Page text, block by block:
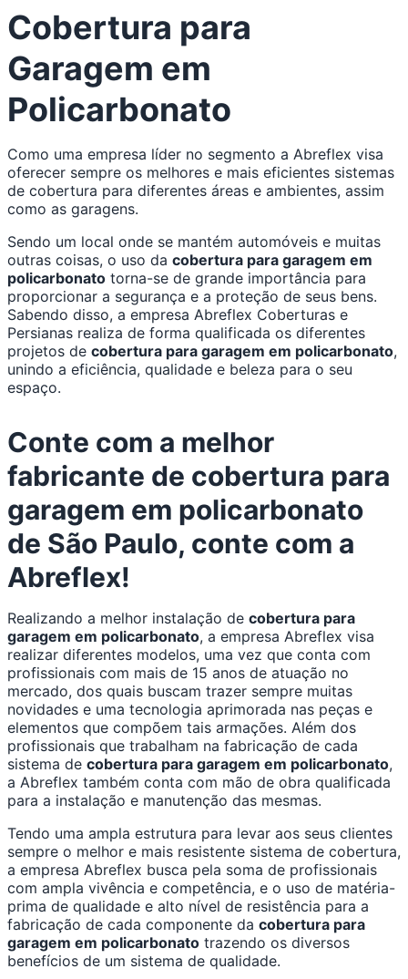
Conteúdo
Cobertura para
Garagem em
Policarbonato
Como uma empresa líder no segmento a Abreflex visa
oferecer sempre os melhores e mais eficientes sistemas
de cobertura para diferentes áreas e ambientes, assim
como as garagens.
Sendo um local onde se mantém automóveis e muitas
outras coisas, o uso da cobertura para garagem em
policarbonato torna-se de grande importância para
proporcionar a segurança e a proteção de seus bens.
Sabendo disso, a empresa Abreflex Coberturas e
Persianas realiza de forma qualificada os diferentes
projetos de cobertura para garagem em policarbonato,
unindo a eficiência, qualidade e beleza para o seu
espaço.
Conte com a melhor
fabricante de cobertura para
garagem em policarbonato
de São Paulo, conte com a
Abreflex!
Realizando a melhor instalação de cobertura para
garagem em policarbonato, a empresa Abreflex visa
realizar diferentes modelos, uma vez que conta com
profissionais com mais de 15 anos de atuação no
mercado, dos quais buscam trazer sempre muitas
novidades e uma tecnologia aprimorada nas peças e
elementos que compõem tais armações. Além dos
profissionais que trabalham na fabricação de cada
sistema de cobertura para garagem em policarbonato,
a Abreflex também conta com mão de obra qualificada
para a instalação e manutenção das mesmas.
Tendo uma ampla estrutura para levar aos seus clientes
sempre o melhor e mais resistente sistema de cobertura,
a empresa Abreflex busca pela soma de profissionais
com ampla vivência e competência, e o uso de matéria-
prima de qualidade e alto nível de resistência para a
fabricação de cada componente da cobertura para
garagem em policarbonato trazendo os diversos
benefícios de um sistema de qualidade.